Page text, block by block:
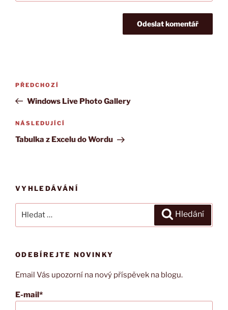
Navigace
příspěvek
Předchozí
příspěvek
PŘEDCHOZÍ
Windows Live Photo Gallery
Následující
příspěvek
NÁSLEDUJÍCÍ
Tabulka z Excelu do Wordu
VYHLEDÁVÁNÍ
Hledání
ODEBÍREJTE NOVINKY
Email Vás upozorní na nový příspěvek na blogu.
E-mail*